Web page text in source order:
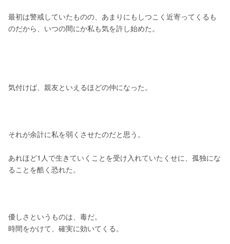
最初は警戒していたものの、あまりにもしつこく近寄ってくるも
のだから、いつの間にか私も気を許し始めた。
気付けば、親友といえるほどの仲になった。
それが余計に私を弱くさせたのだと思う。
あれほど1人で生きていくことを受け入れていたくせに、孤独にな
ることを酷く恐れた。
優しさというものは、毒だ。
時間をかけて、確実に効いてくる。